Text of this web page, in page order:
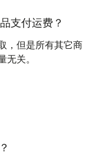
支付运费？
，但是所有其它商
关。